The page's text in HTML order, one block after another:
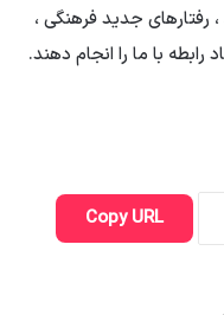
رفتارهای جدید فرهنگی ،
رابطه با ما را انجام دهند.
Copy URL